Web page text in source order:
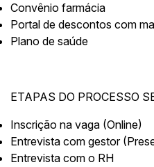
Convênio farmácia
Portal de descontos com
Plano de saúde
ETAPAS DO PROCESSO
Inscrição na vaga (Online)
Entrevista com gestor
Entrevista com o RH